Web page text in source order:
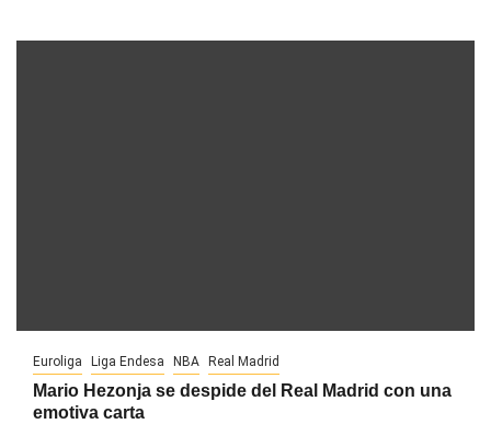
Euroliga Liga Endesa NBA Real Madrid
Mario Hezonja se despide del Real Madrid con una
emotiva carta